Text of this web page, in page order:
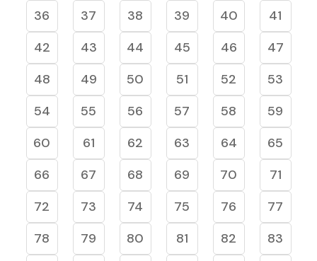
36
37 38 39 40
41
42
43 44 45 46
47
48
49 50 51 52
53
54
55 56 57 58
59
60
61 62 63 64
65
66
67 68 69 70
71
72
73 74 75 76
77
78
79 80 81 82
83